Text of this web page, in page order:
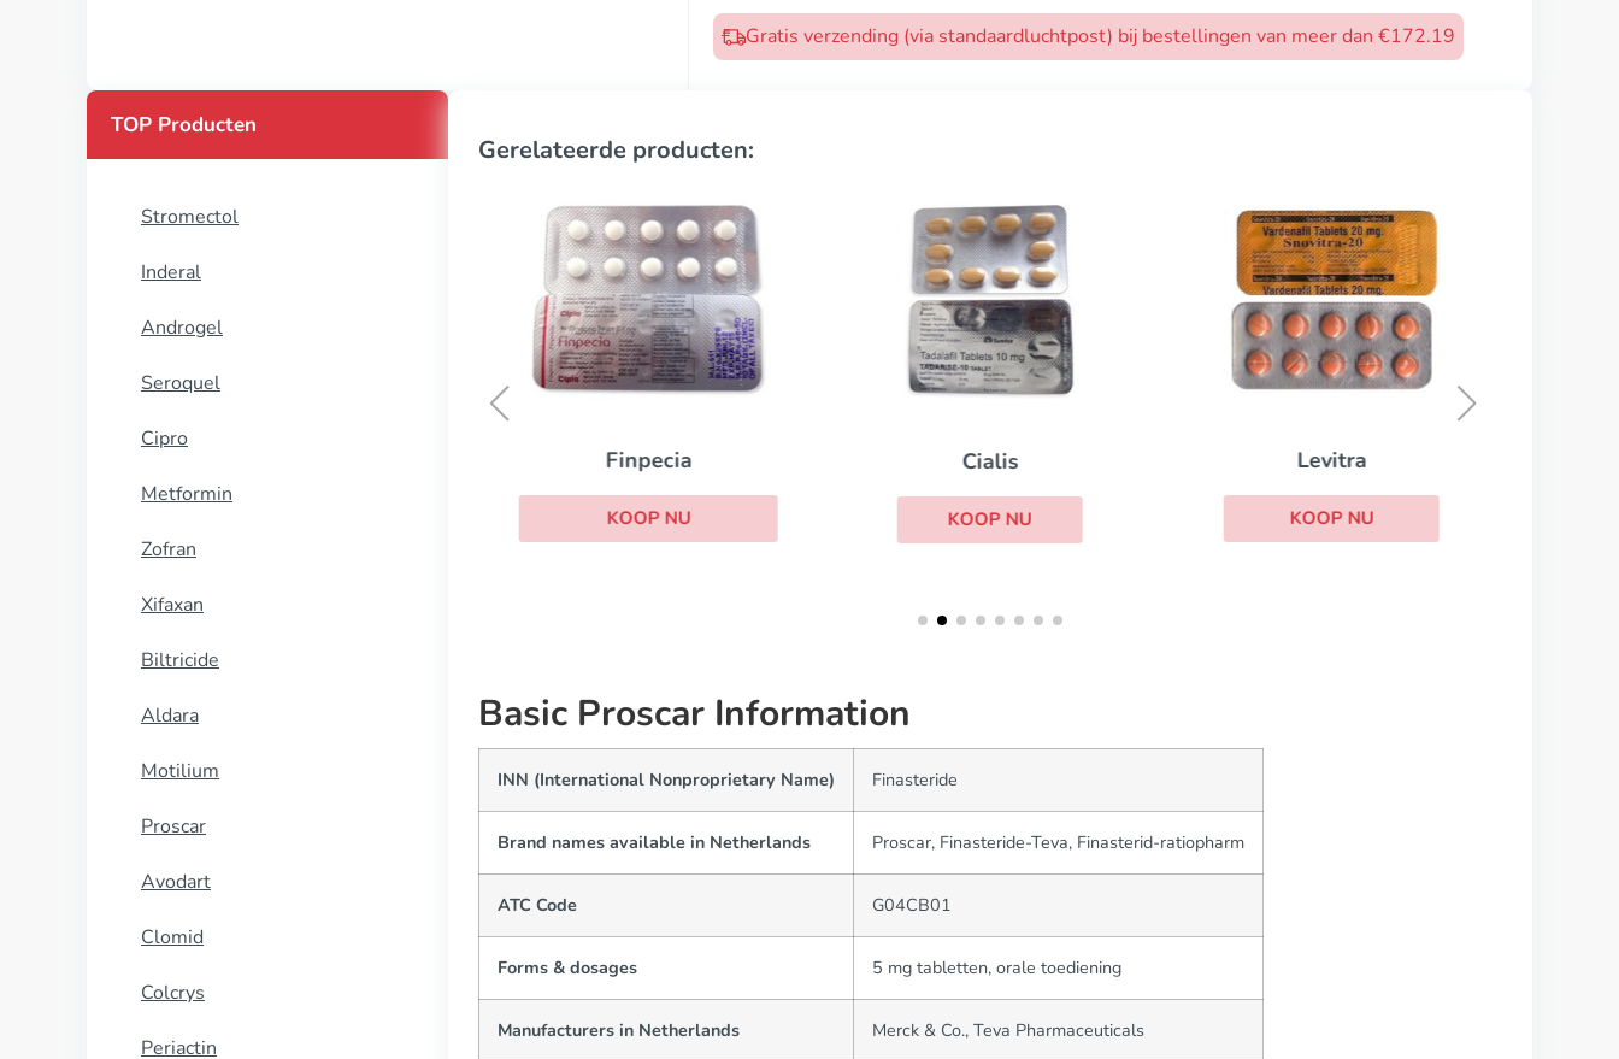
Gratis verzending (via standaardluchtpost) bij bestellingen van meer dan €172.19
TOP Producten
Stromectol
Inderal
Androgel
Seroquel
Cipro
Metformin
Zofran
Xifaxan
Biltricide
Aldara
Motilium
Proscar
Avodart
Clomid
Colcrys
Periactin
Gerelateerde producten:
Finpecia
KOOP NU
Cialis
KOOP NU
Levitra
KOOP NU
Basic Proscar Information
INN (International Nonproprietary Name) Finasteride
Brand names available in Netherlands Proscar, Finasteride-Teva, Finasterid-ratiopharm
ATC Code G04CB01
Forms & dosages 5 mg tabletten, orale toediening
Manufacturers in Netherlands Merck & Co., Teva Pharmaceuticals